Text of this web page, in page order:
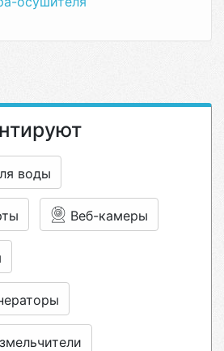
воды
Веб-камеры